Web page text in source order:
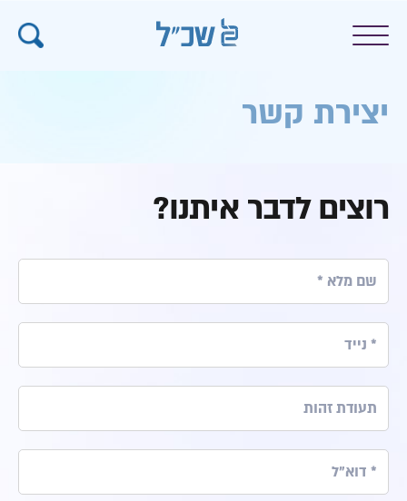
יצירת קשר
רוצים לדבר איתנו?